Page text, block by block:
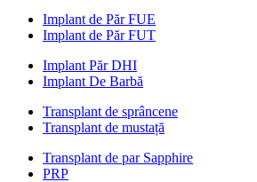
Implant de Păr FUE
Implant de Păr FUT
Implant Păr DHI
Implant De Barbă
Transplant de sprâncene
Transplant de mustață
Transplant de par Sapphire
PRP